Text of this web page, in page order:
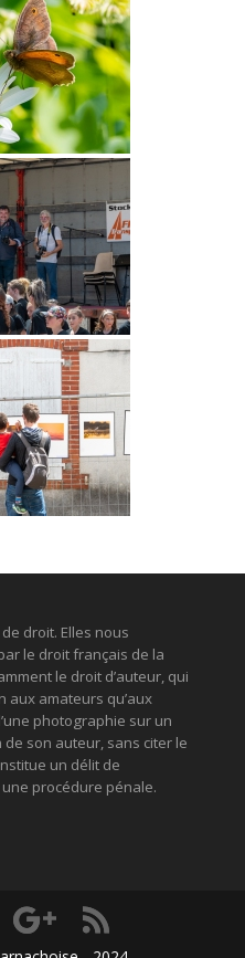
droit. Elles nous
le droit français de la
le droit d’auteur, qui
aux amateurs qu’aux
photographie sur un
son auteur, sans citer le
un délit de
procédure pénale.